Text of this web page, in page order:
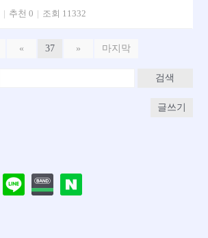
| 추천 0 | 조회 11332
« 37 » 마지막
검색
글쓰기